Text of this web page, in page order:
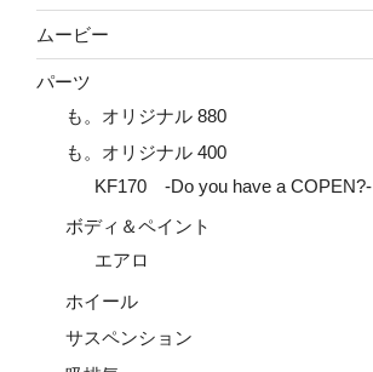
ムービー
パーツ
も。オリジナル 880
も。オリジナル 400
KF170 -Do you have a COPEN?-
ボディ＆ペイント
エアロ
ホイール
サスペンション